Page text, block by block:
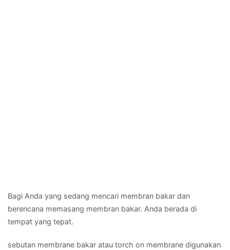
Bagi Anda yang sedang mencari membran bakar dan
berencana memasang membran bakar. Anda berada di
tempat yang tepat.
sebutan membrane bakar atau torch on membrane digunakan